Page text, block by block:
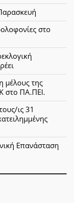
στο
μέλους της
στο ΠΑ.ΠΕΙ.
ις 31
Επανάσταση